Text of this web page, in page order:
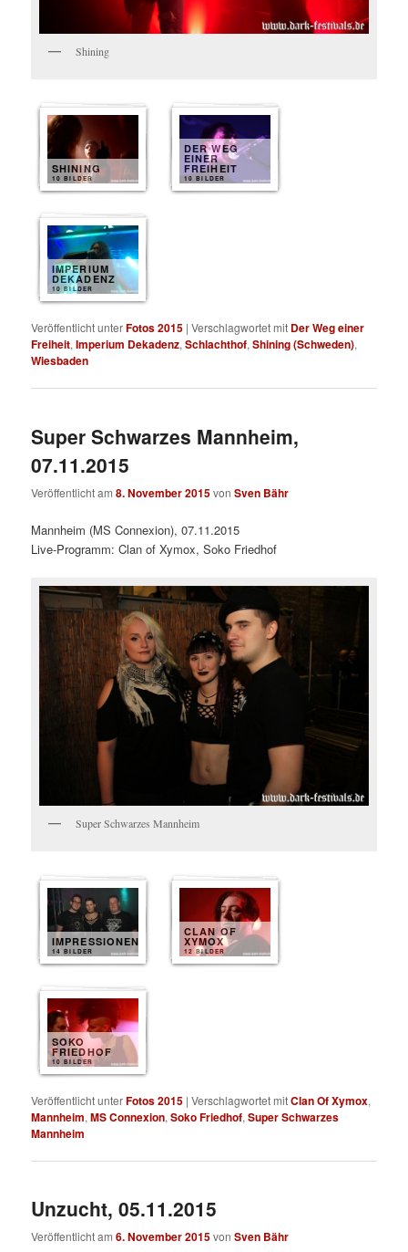
Shining
SHINING
10 BILDER
DER WEG
EINER
FREIHEIT
10 BILDER
IMPERIUM
DEKADENZ
10 BILDER
Veröffentlicht unterFotos 2015 |Verschlagwortet mit Der Weg einer
Freiheit,Imperium Dekadenz,Schlachthof,Shining (Schweden),
Wiesbaden
Super Schwarzes Mannheim,
07.11.2015
Veröffentlicht am8. November 2015vonSven Bähr
Mannheim (MS Connexion), 07.11.2015
Live-Programm: Clan of Xymox, Soko Friedhof
Super Schwarzes Mannheim
IMPRESSIONEN
14 BILDER
CLAN OF
XYMOX
12 BILDER
SOKO
FRIEDHOF
10 BILDER
Veröffentlicht unterFotos 2015 |Verschlagwortet mitClan Of Xymox,
Mannheim,MS Connexion,Soko Friedhof,Super Schwarzes
Mannheim
Unzucht, 05.11.2015
Veröffentlicht am6. November 2015vonSven Bähr